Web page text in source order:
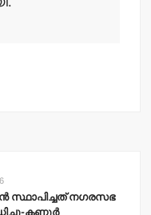
സ്ഥാപിച്ചത് നഗരസഭ